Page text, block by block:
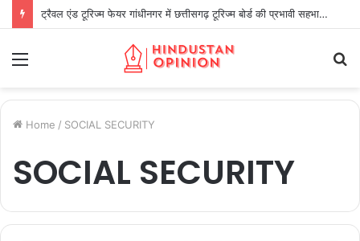
ट्रैवल एंड टूरिज्म फेयर गांधीनगर में छत्तीसगढ़ टूरिज्म बोर्ड की प्रभावी सहभागिता
Home / SOCIAL SECURITY
SOCIAL SECURITY